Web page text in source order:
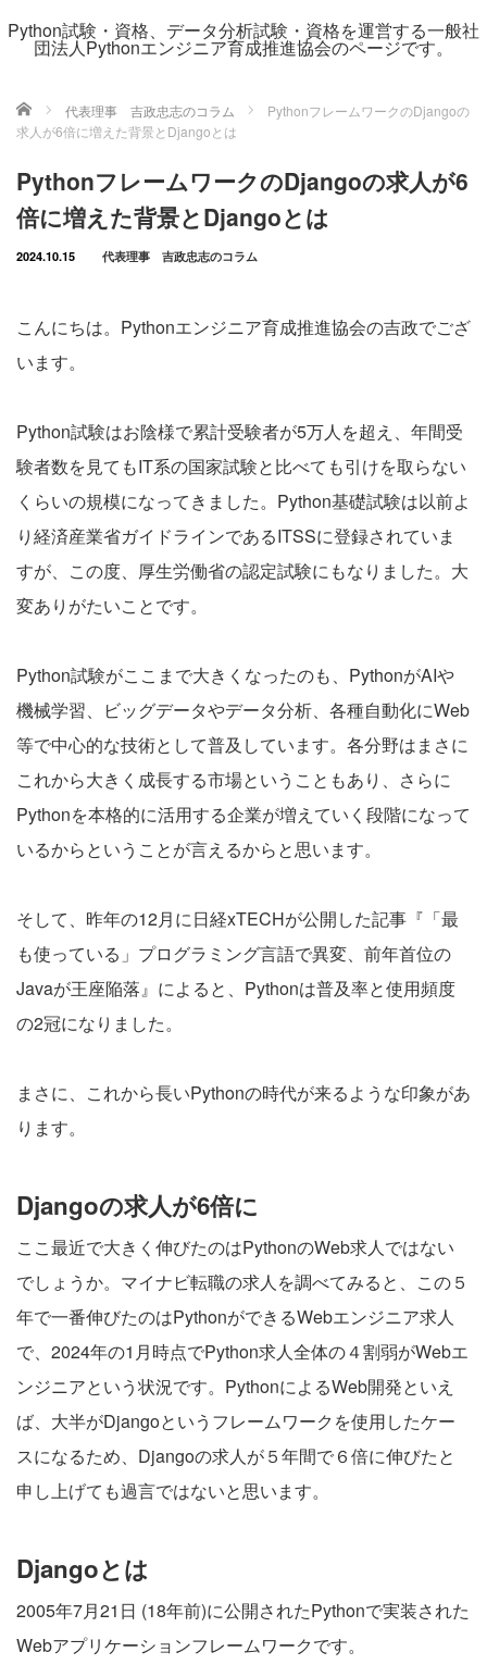
Python試験・資格、データ分析試験・資格を運営する一般社
団法人Pythonエンジニア育成推進協会のページです。
ホーム 代表理事 吉政忠志のコラム
PythonフレームワークのDjangoの
求人が6倍に増えた背景とDjangoとは
PythonフレームワークのDjangoの求人が6
倍に増えた背景とDjangoとは
2024.10.15 代表理事 吉政忠志のコラム
こんにちは。Pythonエンジニア育成推進協会の吉政でござ
います。
Python試験はお陰様で累計受験者が5万人を超え、年間受
験者数を見てもIT系の国家試験と比べても引けを取らない
くらいの規模になってきました。Python基礎試験は以前よ
り経済産業省ガイドラインであるITSSに登録されていま
すが、この度、厚生労働省の認定試験にもなりました。大
変ありがたいことです。
Python試験がここまで大きくなったのも、PythonがAIや
機械学習、ビッグデータやデータ分析、各種自動化にWeb
等で中心的な技術として普及しています。各分野はまさに
これから大きく成長する市場ということもあり、さらに
Pythonを本格的に活用する企業が増えていく段階になって
いるからということが言えるからと思います。
そして、昨年の12月に日経xTECHが公開した記事『「最
も使っている」プログラミング言語で異変、前年首位の
Javaが王座陥落』によると、Pythonは普及率と使用頻度
の2冠になりました。
まさに、これから長いPythonの時代が来るような印象があ
ります。
Djangoの求人が6倍に
ここ最近で大きく伸びたのはPythonのWeb求人ではない
でしょうか。マイナビ転職の求人を調べてみると、この５
年で一番伸びたのはPythonができるWebエンジニア求人
で、2024年の1月時点でPython求人全体の４割弱がWebエ
ンジニアという状況です。PythonによるWeb開発といえ
ば、大半がDjangoというフレームワークを使用したケー
スになるため、Djangoの求人が５年間で６倍に伸びたと
申し上げても過言ではないと思います。
Djangoとは
2005年7月21日 (18年前)に公開されたPythonで実装された
Webアプリケーションフレームワークです。